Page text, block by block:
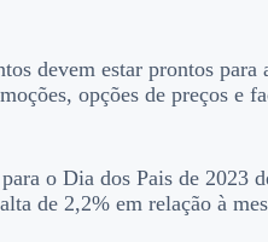
devem estar prontos para
opções de preços e
o Dia dos Pais de 2023
de 2,2% em relação à